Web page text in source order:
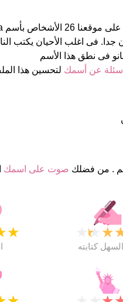
5 يبدو انهم راضون جدا. فى اغلب الأحيان
فى نطق هذا الأسم
لتحسين هذا
صوت على اسمك
★ ★
★
كتابته